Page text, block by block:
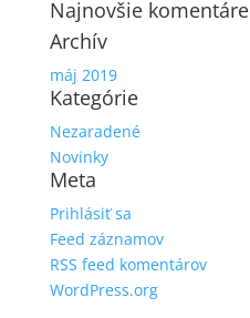
Najnovšie komentáre
Archív
máj 2019
Kategórie
Nezaradené
Novinky
Meta
Prihlásiť sa
Feed záznamov
RSS feed komentárov
WordPress.org